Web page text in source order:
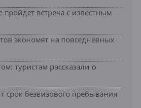
пройдет встреча с известным
экономят на повседневных
туристам рассказали о
срок безвизового пребывания